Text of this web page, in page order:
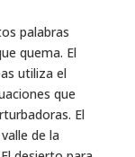
palabras
quema. El
utiliza el
que
El
de la